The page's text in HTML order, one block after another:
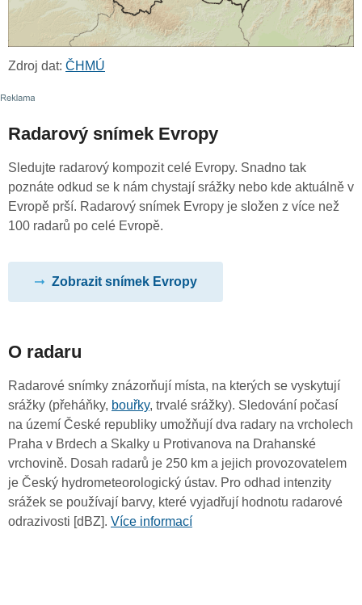
Zdroj dat: ČHMÚ
Radarový snímek Evropy
Sledujte radarový kompozit celé Evropy. Snadno tak
poznáte odkud se k nám chystají srážky nebo kde aktuálně v
Evropě prší. Radarový snímek Evropy je složen z více než
100 radarů po celé Evropě.
Zobrazit snímek Evropy
O radaru
Radarové snímky znázorňují místa, na kterých se vyskytují
srážky (přeháňky, bouřky, trvalé srážky). Sledování počasí
na území České republiky umožňují dva radary na vrcholech
Praha v Brdech a Skalky u Protivanova na Drahanské
vrchovině. Dosah radarů je 250 km a jejich provozovatelem
je Český hydrometeorologický ústav. Pro odhad intenzity
srážek se používají barvy, které vyjadřují hodnotu radarové
odrazivosti [dBZ]. Více informací